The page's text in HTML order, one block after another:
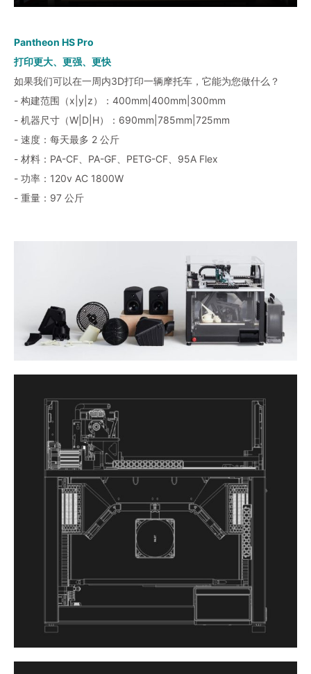
Pantheon HS Pro
打印更大、更强、更快
如果我们可以在一周内3D打印一辆摩托车，它能为您做什么？
- 构建范围（x|y|z）：400mm|400mm|300mm
- 机器尺寸（W|D|H）：690mm|785mm|725mm
- 速度：每天最多 2 公斤
- 材料：PA-CF、PA-GF、PETG-CF、95A Flex
- 功率：120v AC 1800W
- 重量：97 公斤